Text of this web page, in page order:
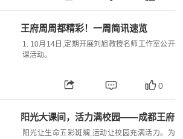
王府周周都精彩！一周简讯速览
1. 10月14日,定期开展刘旭教授名师工作室公开
课活动。
0
阳光大课间，活力满校园——成都王府
外国语学校举行室内课间操评比活动
阳光让生命五彩斑斓,运动让校园充满活力。为